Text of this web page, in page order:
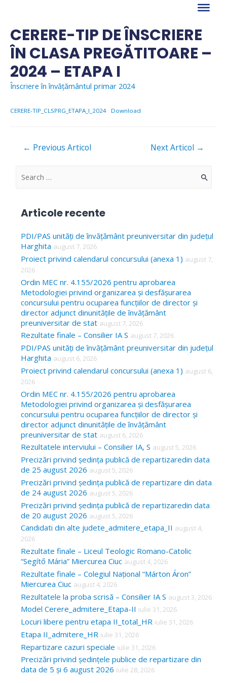
content
CERERE-TIP DE ÎNSCRIERE
ÎN CLASA PREGĂTITOARE –
2024 – ETAPA I
Înscriere în învățământul primar 2024
CERERE-TIP_CLSPRG_ETAPA_I_2024 Download
Navigare
← Previous Articol Next Articol →
S
c
h
f
o
r
Articole recente
PDI/PAS unități de învățământ preuniversitar din județul
Harghita august 7, 2026
Proiect privind calendarul concursului (anexa 1) august 7,
2026
Ordin MEC nr. 4.155/2026 pentru aprobarea
Metodologiei privind organizarea și desfășurarea
concursului pentru ocuparea funcțiilor de director și
director adjunct dinunitățile de învățământ
preuniversitar de stat august 7, 2026
Rezultate finale – Consilier IA S august 7, 2026
PDI/PAS unități de învățământ preuniversitar din județul
Harghita august 6, 2026
Proiect privind calendarul concursului (anexa 1) august 6,
2026
Ordin MEC nr. 4.155/2026 pentru aprobarea
Metodologiei privind organizarea și desfășurarea
concursului pentru ocuparea funcțiilor de director și
director adjunct dinunitățile de învățământ
preuniversitar de stat august 6, 2026
Rezultatele interviului – Consilier IA, S august 5, 2026
Precizări privind ședința publică de repartizaredin data
de 25 august 2026 august 5, 2026
Precizări privind ședința publică de repartizare din data
de 24 august 2026 august 5, 2026
Precizări privind ședința publică de repartizaredin data
de 20 august 2026 august 5, 2026
Candidati din alte judete_admitere_etapa_II august 4,
2026
Rezultate finale – Liceul Teologic Romano-Catolic
“Segítő Mária” Miercurea Ciuc august 4, 2026
Rezultate finale – Colegiul Național “Márton Áron”
Miercurea Ciuc august 4, 2026
Rezultatele la proba scrisă – Consilier IA S august 3, 2026
Model Cerere_admitere_Etapa-II iulie 31, 2026
Locuri libere pentru etapa II_total_HR iulie 31, 2026
Etapa II_admitere_HR iulie 31, 2026
Repartizare cazuri speciale iulie 31, 2026
Precizări privind ședințele publice de repartizare din
data de 5 și 6 august 2026 iulie 28, 2026